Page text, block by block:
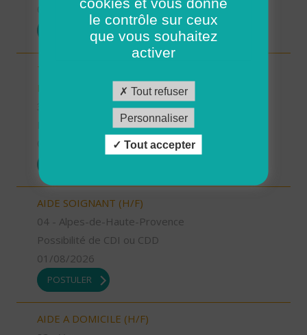
01/08/2026
TECHNICIEN D’INTERVENTION SOCIALE ET
FAMILIALE (H/F)
31 - Haute-Garonne
Possibilité de CDI ou CDD
AIDE SOIGNANT (H/F)
04 - Alpes-de-Haute-Provence
Possibilité de CDI ou CDD
01/08/2026
POSTULER
AIDE A DOMICILE (H/F)
le contrôle sur ceux
que vous souhaitez
activer
Tout refuser
Personnaliser
Tout accepter